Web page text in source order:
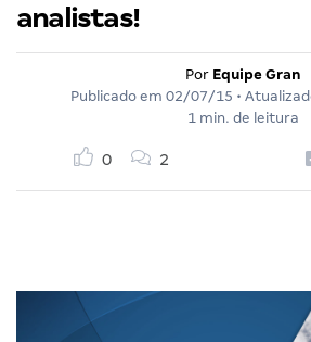
analistas!
Por Equipe Gran
Publicado em 02/07/15 •
1 min. de leitura
0 2